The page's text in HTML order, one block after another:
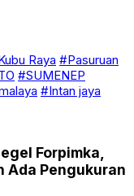
Raya #Pasuruan
#SUMENEP
#Intan jaya
Forpimka,
Ada Pengukuran